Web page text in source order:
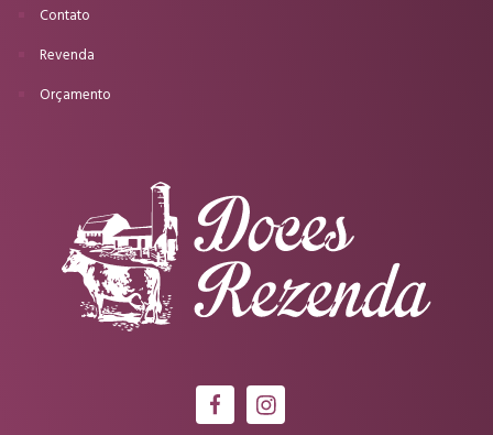
Contato
Revenda
Orçamento